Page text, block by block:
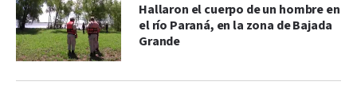
Hallaron el cuerpo de un hombre en
el río Paraná, en la zona de Bajada
Grande